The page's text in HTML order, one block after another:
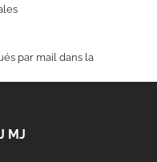
par mail dans la
MJ